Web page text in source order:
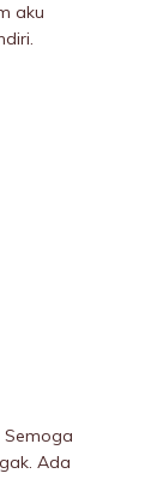
aku
Semoga
Ada